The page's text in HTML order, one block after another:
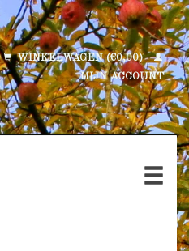
WINKELWAGEN (€0,00)
MIJN ACCOUNT